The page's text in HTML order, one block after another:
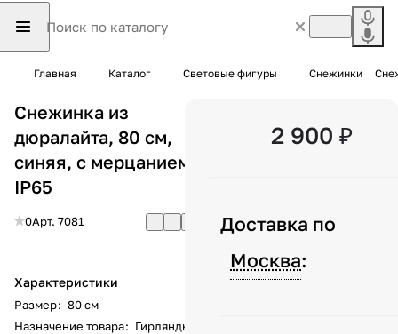
Главная Каталог Световые фигуры Снежинки
Снежинка из
дюралайта, 80 см,
синяя, с мерцанием,
IP65
0Арт. 7081
Характеристики
Размер: 80 см
Назначение товара: Гирлянды
2 900 ₽
Доставка по
Москва: